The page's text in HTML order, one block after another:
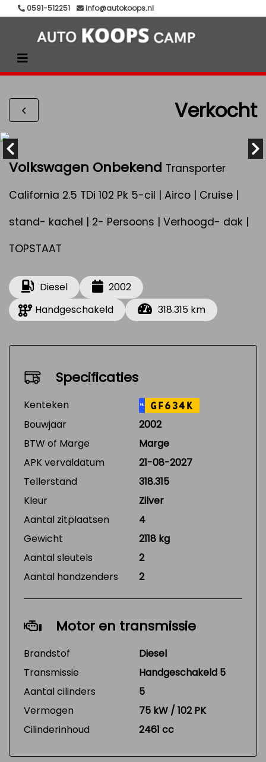
0591-512251 info@autokoops.nl
Verkocht
Volkswagen Onbekend Transporter
California 2.5 TDi 102 Pk 5-cil | Airco | Cruise |
stand- kachel | 2- Persoons | Verhoogd- dak |
TOPSTAAT
Diesel
2002
Handgeschakeld
318.315 km
Specificaties
Kenteken NL GF634K
Bouwjaar
2002
BTW of Marge
Marge
APK vervaldatum
21-08-2027
Tellerstand
318.315
Kleur
Zilver
Aantal zitplaatsen
4
Gewicht
2118 kg
Aantal sleutels
2
Aantal handzenders
2
Motor en transmissie
Brandstof
Diesel
Transmissie
Handgeschakeld 5
Aantal cilinders
5
Vermogen
75 kW / 102 PK
Cilinderinhoud
2461 cc